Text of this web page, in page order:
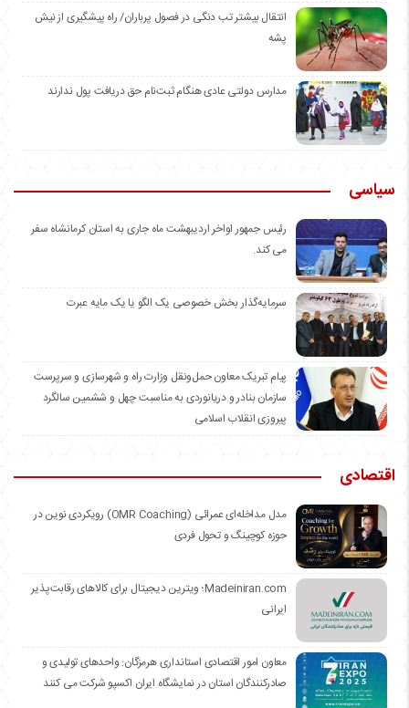
انتقال بیشتر تب دنگی در فصول پرباران/ راه پیشگیری از نیش
پشه
مدارس دولتی عادی هنگام ثبت‌نام حق دریافت پول ندارند
سیاسی
رئیس جمهور اواخر اردیبهشت ماه جاری به استان کرمانشاه سفر
می کند.
سرمایه‌گذار بخش خصوصی یک الگو یا یک مایه عبرت
️پیام تبریک معاون حمل‌ونقل وزارت راه و شهرسازی و سرپرست
سازمان بنادر و دریانوردی به مناسبت چهل و ششمین سالگرد
پیروزی انقلاب اسلامی
اقتصادی
مدل مداخله‌ای عمرائی (OMR Coaching) رویکردی نوین در
حوزه کوچینگ و تحول فردی
Madeiniran.com؛ ویترین دیجیتال برای کالاهای رقابت‌پذیر
ایرانی
معاون امور اقتصادی استانداری هرمزگان: واحدهای تولیدی و
صادرکنندگان استان در نمایشگاه ایران اکسپو شرکت می کنند